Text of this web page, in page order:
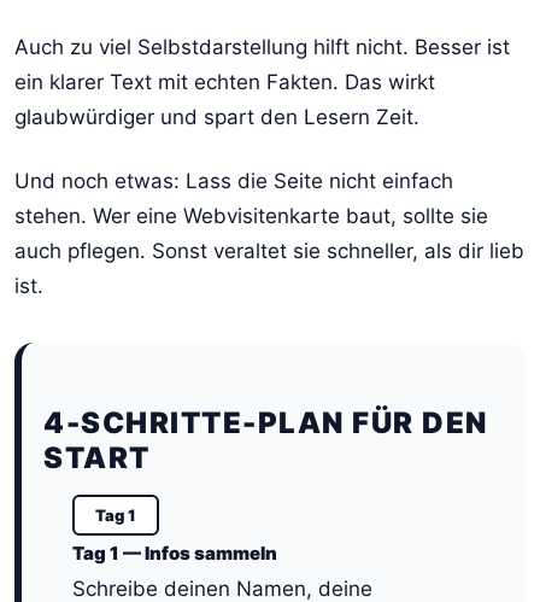
Auch zu viel Selbstdarstellung hilft nicht. Besser ist
ein klarer Text mit echten Fakten. Das wirkt
glaubwürdiger und spart den Lesern Zeit.
Und noch etwas: Lass die Seite nicht einfach
stehen. Wer eine Webvisitenkarte baut, sollte sie
auch pflegen. Sonst veraltet sie schneller, als dir lieb
ist.
4-SCHRITTE-PLAN FÜR DEN
START
Tag 1
Tag 1 — Infos sammeln
Schreibe deinen Namen, deine